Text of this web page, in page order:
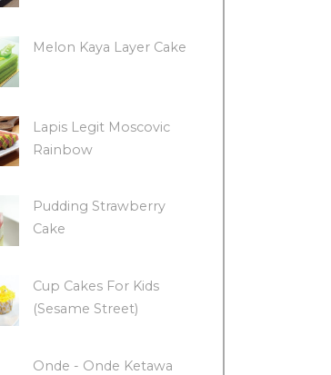
Melon Kaya Layer Cake
Lapis Legit Moscovic
Rainbow
Pudding Strawberry
Cake
Cup Cakes For Kids
(Sesame Street)
Onde - Onde Ketawa